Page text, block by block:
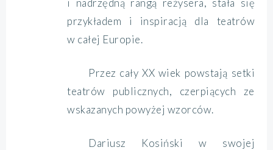
i nadrzędną rangą reżysera, stała się
przykładem i inspiracją dla teatrów
w całej Europie.
Przez cały XX wiek powstają setki
teatrów publicznych, czerpiących ze
wskazanych powyżej wzorców.
Dariusz Kosiński w swojej